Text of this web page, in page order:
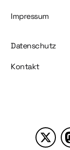
Impressum
Datenschutz
Kontakt